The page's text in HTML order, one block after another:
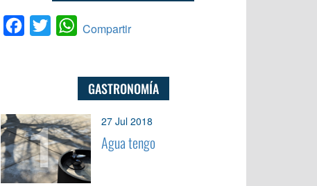
Facebook
Twitter WhatsApp
Compartir
GASTRONOMÍA
1 27 Jul 2018
Agua tengo